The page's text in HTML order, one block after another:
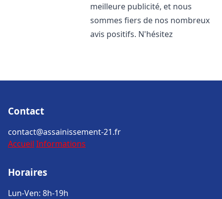
meilleure publicité, et nous
sommes fiers de nos nombreux
avis positifs. N'hésitez
Contact
contact@assainissement-21.fr
Accueil Informations
Horaires
Lun-Ven: 8h-19h